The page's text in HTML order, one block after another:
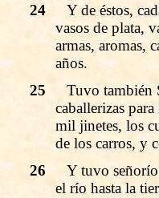
24
Y de éstos,
vasos de plata,
armas, aromas,
años.
25
Tuvo también
caballerizas
mil jinetes, los
de los carros, y
26
Y tuvo señorío
el río hasta la